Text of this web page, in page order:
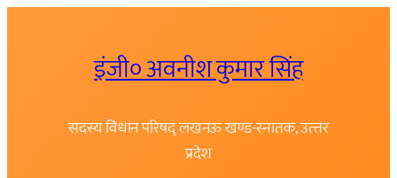
इंजी० अवनीश कुमार सिंह
सदस्य विधान परिषद् लखनऊ खण्ड-स्नातक, उत्त्तर
प्रदेश